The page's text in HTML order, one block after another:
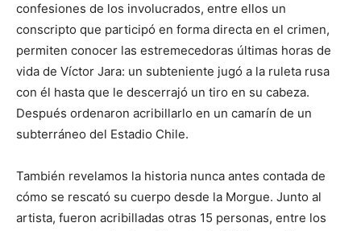
confesiones de los involucrados, entre ellos un
conscripto que participó en forma directa en el crimen,
permiten conocer las estremecedoras últimas horas de
vida de Víctor Jara: un subteniente jugó a la ruleta rusa
con él hasta que le descerrajó un tiro en su cabeza.
Después ordenaron acribillarlo en un camarín de un
subterráneo del Estadio Chile.
También revelamos la historia nunca antes contada de
cómo se rescató su cuerpo desde la Morgue. Junto al
artista, fueron acribilladas otras 15 personas, entre los